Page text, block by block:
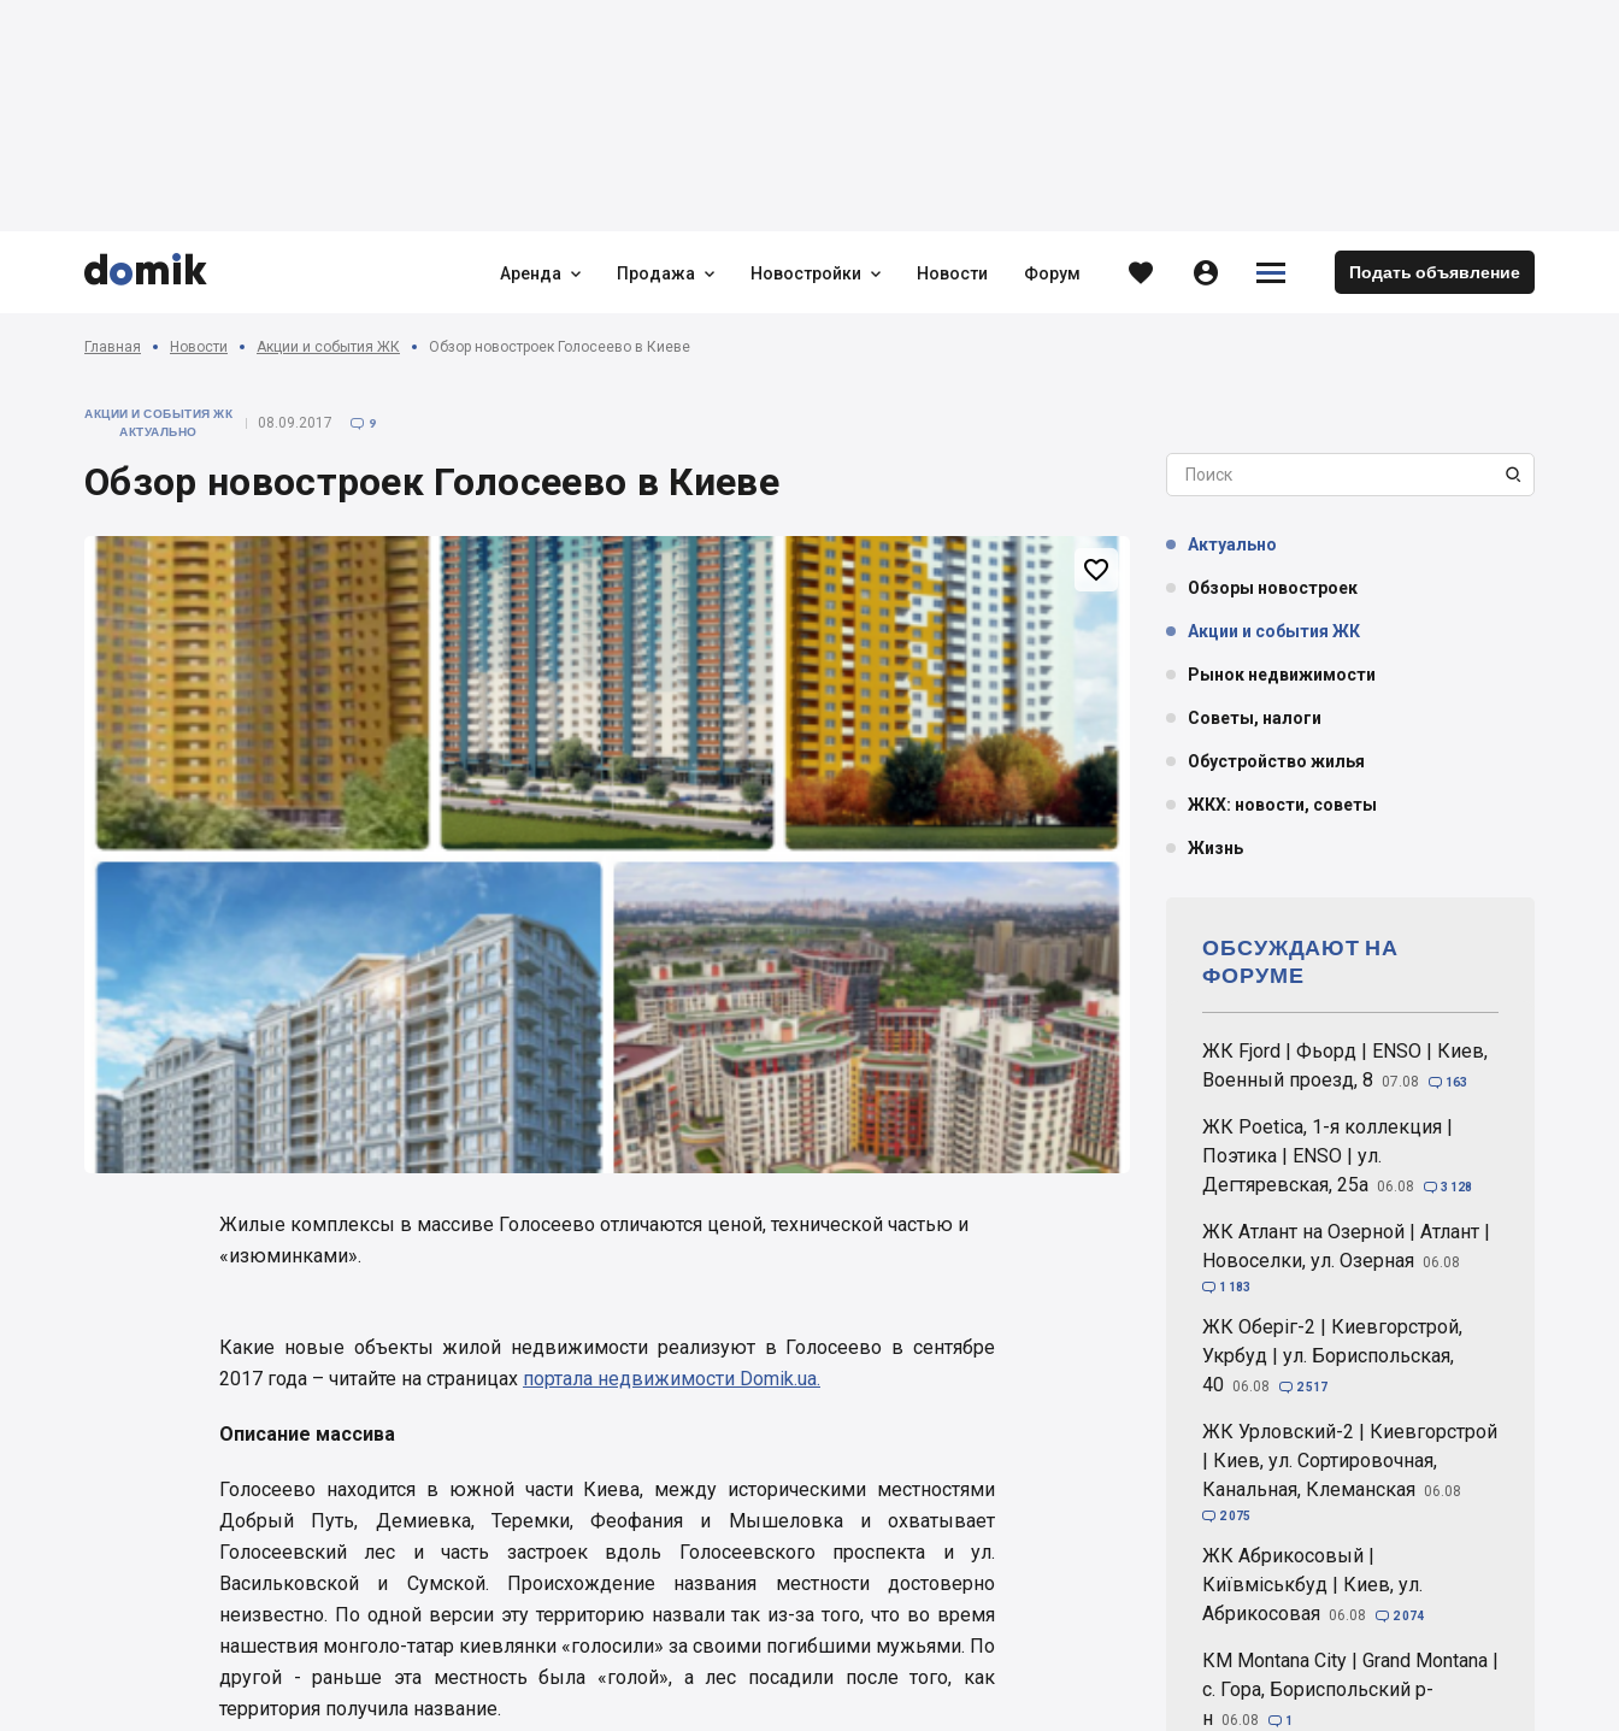


 Аренда  Продажа  Новостройки  Новости Форум   

 Подать объявление
Главная Новости Акции и события ЖК Обзор новостроек Голосеево в Киеве
АКЦИИ И СОБЫТИЯ ЖК
АКТУАЛЬНО
08.09.2017  9
Обзор новостроек Голосеево в Киеве

Жилые комплексы в массиве Голосеево отличаются ценой, технической частью и
«изюминками».
Какие новые объекты жилой недвижимости реализуют в Голосеево в сентябре
2017 года – читайте на страницах портала недвижимости Domik.ua.
Описание массива
Голосеево находится в южной части Киева, между историческими местностями
Добрый Путь, Демиевка, Теремки, Феофания и Мышеловка и охватывает
Голосеевский лес и часть застроек вдоль Голосеевского проспекта и ул.
Васильковской и Сумской. Происхождение названия местности достоверно
неизвестно. По одной версии эту территорию назвали так из-за того, что во время
нашествия монголо-татар киевлянки «голосили» за своими погибшими мужьями. По
другой - раньше эта местность была «голой», а лес посадили после того, как
территория получила название.

Актуально
Обзоры новостроек
Акции и события ЖК
Рынок недвижимости
Советы, налоги
Обустройство жилья
ЖКХ: новости, советы
Жизнь
ЖК Fjord | Фьорд | ENSO | Киев,
Военный проезд, 8
07.08  163
ЖК Poetica, 1-я коллекция |
Поэтика | ENSO | ул.
Дегтяревская, 25а 06.08  3 128
ЖК Атлант на Озерной | Атлант |
Новоселки, ул. Озерная 06.08
 1 183
ЖК Оберіг-2 | Киевгорстрой,
Укрбуд | ул. Бориспольская,
40 06.08  2 517
ЖК Урловский-2 | Киевгорстрой
| Киев, ул. Сортировочная,
Канальная, Клеманская 06.08
 2 075
ЖК Абрикосовый |
Київміськбуд | Киев, ул.
Абрикосовая 06.08  2 074
КМ Montana City | Grand Montana |
с. Гора, Бориспольский р-
н 06.08  1
ОБСУЖДАЮТ НА
ФОРУМЕ